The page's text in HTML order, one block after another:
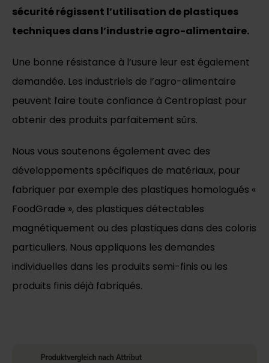
sécurité régissent l’utilisation de plastiques
techniques dans l’industrie agro-alimentaire.
Une bonne résistance à l’usure leur est également
demandée. Les industriels de l’agro-alimentaire
peuvent faire toute confiance à Centroplast pour
obtenir des produits parfaitement sûrs.
Nous vous soutenons également avec des
développements spécifiques de matériaux, pour
fabriquer par exemple des plastiques homologués «
FoodGrade », des plastiques détectables
magnétiquement ou des plastiques dans des coloris
particuliers. Nous appliquons les demandes
individuelles dans les produits semi-finis ou les
produits finis déjà fabriqués.